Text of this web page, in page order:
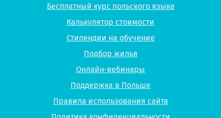
Бесплатный курс польского языка
Калькулятор стоимости
Стипендии на обучение
Подбор жилья
Онлайн-вебинары
Поддержка в Польше
Правила использования сайта